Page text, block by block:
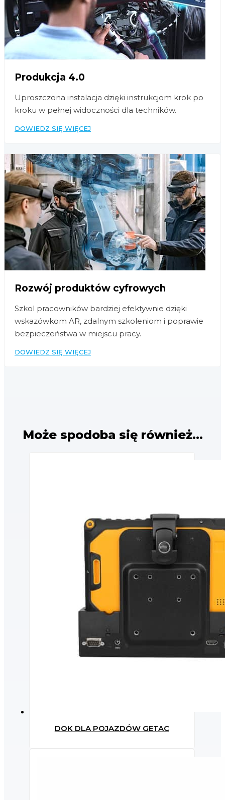
Produkcja 4.0
Uproszczona instalacja dzięki instrukcjom krok po
kroku w pełnej widoczności dla techników.
DOWIEDZ SIĘ WIĘCEJ
Rozwój produktów cyfrowych
Szkol pracowników bardziej efektywnie dzięki
wskazówkom AR, zdalnym szkoleniom i poprawie
bezpieczeństwa w miejscu pracy.
DOWIEDZ SIĘ WIĘCEJ
Może spodoba się również…
DOK DLA POJAZDÓW GETAC